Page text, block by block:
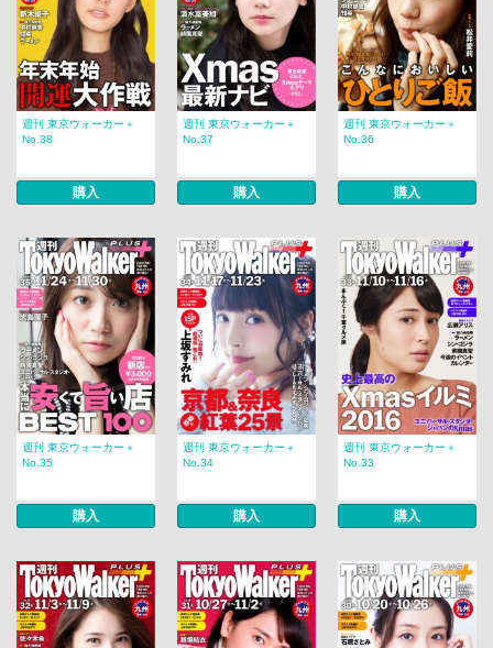
週刊 東京ウォーカー＋
No.38
購入
週刊 東京ウォーカー＋
No.37
購入
週刊 東京ウォーカー＋
No.36
購入
週刊 東京ウォーカー＋
No.35
購入
週刊 東京ウォーカー＋
No.34
購入
週刊 東京ウォーカー＋
No.33
購入